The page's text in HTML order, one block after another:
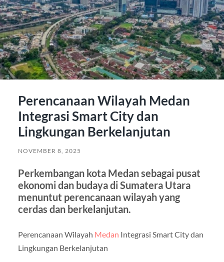
Perencanaan Wilayah Medan
Integrasi Smart City dan
Lingkungan Berkelanjutan
NOVEMBER 8, 2025
Perkembangan kota Medan sebagai pusat
ekonomi dan budaya di Sumatera Utara
menuntut perencanaan wilayah yang
cerdas dan berkelanjutan.
Perencanaan Wilayah Medan Integrasi Smart City dan
Lingkungan Berkelanjutan